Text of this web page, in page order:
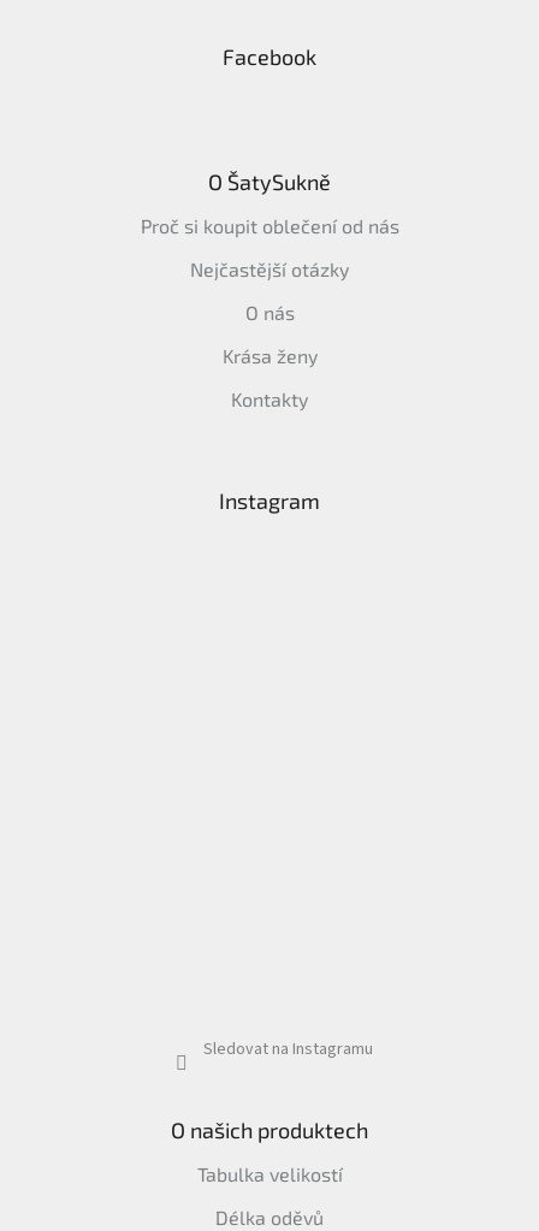
Facebook
O ŠatySukně
Proč si koupit oblečení od nás
Nejčastější otázky
O nás
Krása ženy
Kontakty
Instagram
Sledovat na Instagramu
O našich produktech
Tabulka velikostí
Délka oděvů